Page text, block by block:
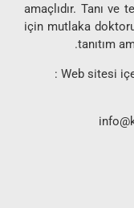
amaçlıdır. Tanı ve
için mutlaka
tanıtım
Web sitesi